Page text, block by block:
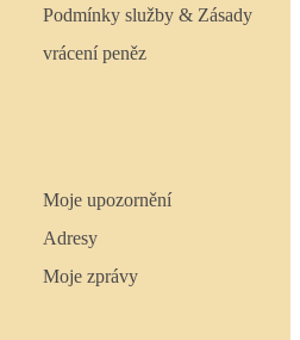
Podmínky služby & Zásady
vrácení peněz
Moje upozornění
Adresy
Moje zprávy